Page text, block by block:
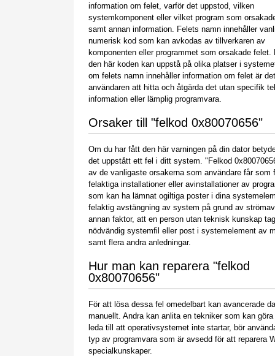
information om felet, varför det uppstod, vilken
systemkomponent eller vilket program som
samt annan information. Felets namn innehåller
numerisk kod som kan avkodas av tillverkaren av
komponenten eller programmet som orsakade felet.
den här koden kan uppstå på olika platser i
om felets namn innehåller information om felet är
användaren att hitta och åtgärda det utan specifik
information eller lämplig programvara.
Orsaker till "felkod 0x80070656"
Om du har fått den här varningen på din dator
det uppstått ett fel i ditt system. "Felkod
av de vanligaste orsakerna som användare får som
felaktiga installationer eller avinstallationer av
som kan ha lämnat ogiltiga poster i dina
felaktig avstängning av system på grund av
annan faktor, att en person utan teknisk kunskap
nödvändig systemfil eller post i systemelement av
samt flera andra anledningar.
Hur man kan reparera "felkod
0x80070656"
För att lösa dessa fel omedelbart kan avancerade
manuellt. Andra kan anlita en tekniker som kan
leda till att operativsystemet inte startar, bör
typ av programvara som är avsedd för att reparera
specialkunskaper.